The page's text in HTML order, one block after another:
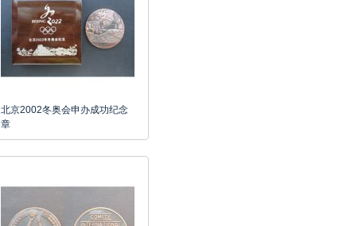
北京2002冬奥会申办成功纪念
章